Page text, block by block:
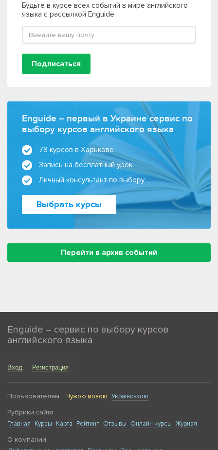
Будьте в курсе всех событий в мире английского
языка с рассылкой Enguide.
Подписаться
Enguide – первый в Украине сервис по
выбору курсов английского языка
78 курсов в Харькове
Запись на бесплатный урок
Личный консультант по выбору
Выбрать курсы
Перейти в архив событий
Enguide – сервис по выбору курсов
английского языка
Вход Регистрация
Пользователям Чужою мовою Українською
Рубрики сайта
Главная Курсы Карта Рейтинг Отзывы Онлайн курсы Журнал
О компании